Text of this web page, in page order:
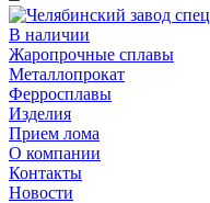
В наличии
Жаропрочные сплавы
Металлопрокат
Ферросплавы
Изделия
Прием лома
О компании
Контакты
Новости